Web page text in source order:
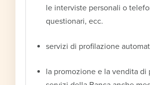
le interviste personali o
questionari, ecc.
servizi di profilazione
la promozione e la vendita di